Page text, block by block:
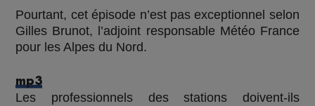
Pourtant, cet épisode n’est pas exceptionnel selon
Gilles Brunot, l’adjoint responsable Météo France
pour les Alpes du Nord.
mp3
Les professionnels des stations doivent-ils